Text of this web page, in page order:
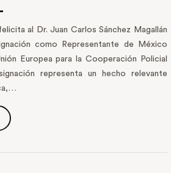
al Dr. Juan Carlos Sánchez Magallán
como Representante de México
Europea para la Cooperación Policial
representa un hecho relevante